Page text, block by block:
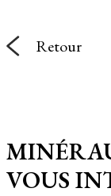
Retour
VOUS